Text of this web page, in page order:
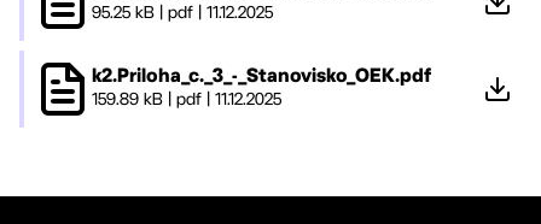
95.25 kB pdf 11.12.2025
k2.Priloha_c._3_-_Stanovisko_OEK.pdf
159.89 kB pdf 11.12.2025